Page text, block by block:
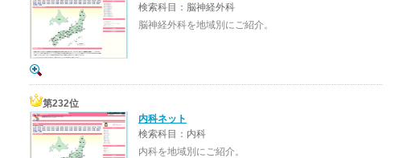
検索科目：脳神経外科
脳神経外科を地域別にご紹介。
第232位
内科ネット
検索科目：内科
内科を地域別にご紹介。